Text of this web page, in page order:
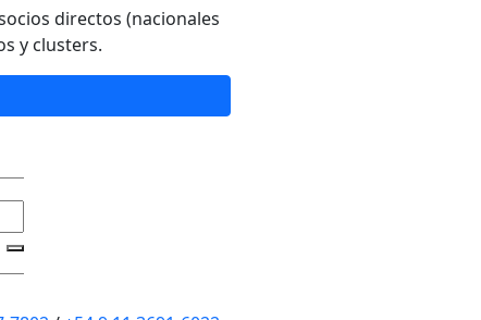
directos (nacionales
y clusters.